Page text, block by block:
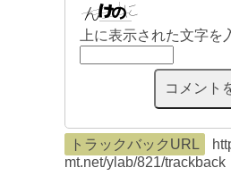
上に表示された文字を
トラックバックURL
mt.net/ylab/821/trackback